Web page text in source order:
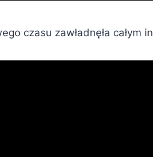
czasu zawładnęła